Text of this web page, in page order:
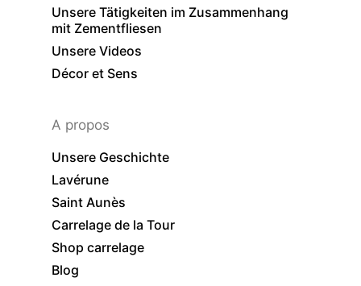
Unsere Tätigkeiten im Zusammenhang
mit Zementfliesen
Unsere Videos
Décor et Sens
A propos
Unsere Geschichte
Lavérune
Saint Aunès
Carrelage de la Tour
Shop carrelage
Blog